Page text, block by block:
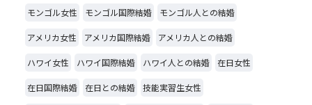
モンゴル女性 モンゴル国際結婚 モンゴル人との結婚
アメリカ女性 アメリカ国際結婚 アメリカ人との結婚
ハワイ女性 ハワイ国際結婚 ハワイ人との結婚 在日女性
在日国際結婚 在日との結婚 技能実習生女性